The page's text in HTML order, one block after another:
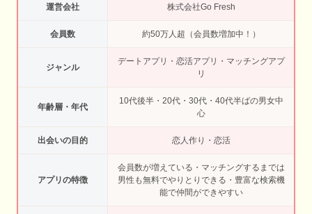
運営会社 株式会社Go Fresh
会員数 約50万人超（会員数増加中！）
ジャンル
デートアプリ・恋活アプリ・マッチングアプ
リ
年齢層・年代
10代後半・20代・30代・40代半ばの男女中
心
出会いの目的 恋人作り・恋活
アプリの特徴
会員数が増えている・マッチングするまでは
男性も無料でやりとりできる・豊富な検索機
能で仲間ができやすい